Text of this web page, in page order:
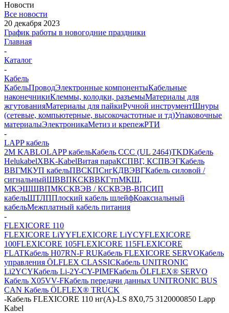
Новости
Все новости
20 декабря 2023
График работы в новогодние праздники
Главная
-
Каталог
-
Кабель
КабельПроводЭлектронные компонентыКабельные
наконечникиКлеммы, колодки, разъемыМатериалы для
жгутованияМатериалы для пайкиРучной инструментШнуры
(сетевые, компьютерные, высокочастотные и тд)Упаковочные
материалыЭлектроникаМетиз и крепежРТИ
-
LAPP кабель
2M KABLOLAPP кабельКабель CCC (UL 2464)TKDКабель
HelukabelXBK-KabelВитая параКСПВГ, КСПВЭГКабель
ВВГМКУП кабельПВСКПСнгКДВЭВГКабель силовой /
сигнальныйШВВПКСКВВКГтпМКШ,
МКЭШШВПМКСКВЭВ / КСКВЭВ-ВПСИП
кабельШТЛППлоский кабель шлейфКоаксиальный
кабельМежплатный кабель питания
-
FLEXICORE 110
FLEXICORE LiYYFLEXICORE LiYCYFLEXICORE
100FLEXICORE 105FLEXICORE 115FLEXICORE
FLATКабель H07RN-F RUКабель FLEXICORE SERVOКабель
управления ÖLFLEX CLASSICКабель UNITRONIC
Li2YCYКабель Li-2Y-CY-PIMFКабель ÖLFLEX® SERVO
Кабель X05VV-FКабель передачи данных UNITRONIC BUS
CAN Кабель ÖLFLEX® TRUCK
-Кабель FLEXICORE 110 нг(А)-LS 8X0,75 3120000850 Lapp
Kabel